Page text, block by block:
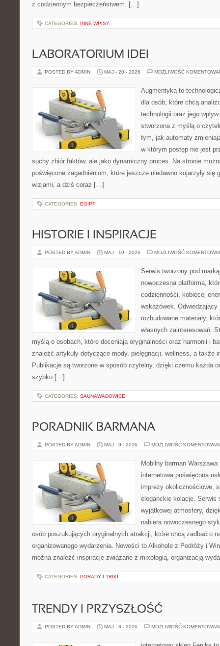
z codziennym bezpieczeństwem. […]
CATEGORIES: INNE WPISY
LABORATORIUM IDEI
POSTED BY ADMIN MAJ - 20 - 2026 MOŻLIWOŚĆ
Augmentyka to
dla osób, które chcą
technologii oraz jego
stworzona z myślą o
tym, jak automaty
w którym postęp nie jest
suchy zbiór faktów, ale jako dynamiczny proces. Na stronie
poświęcone zagadnieniom, które jeszcze niedawno kojarzyły się
wizjami, a dziś coraz […]
CATEGORIES: EGIPT
HISTORIE I INSPIRACJE
POSTED BY ADMIN MAJ - 10 - 2026 MOŻLIWOŚĆ
Serwis tworzony pod
nowoczesna platforma,
codzienności, kobiecej
wskazówek.
rozbudowane materiały,
własnych zainteresowań.
myślą o osobach, które doceniają oryginalności oraz harmonii i
znaleźć artykuły dotyczące mody, pielęgnacji, wellness, a także
Publikacje są tworzone w sposób czytelny, dzięki czemu każda
szybko […]
CATEGORIES: SAUNAWADOWICE
PORADNIK BARMANA
POSTED BY ADMIN MAJ - 9 - 2026 MOŻLIWOŚĆ
Mobilny barman
internetowa poświęcona
imprezy okolicznościowe,
eleganckie kolacje. Serwis
wyjątkowej atmosfery,
nabiera nowoczesnego
osób poszukujących oryginalnych atrakcji, które chcą zadbać o
organizowanego wydarzenia. Nowości to Alkohole z Podróży i
można znaleźć inspiracje związane z mixologią, organizacją
CATEGORIES: PORADY I TRIKI
TRENDY I PRZYSZŁOŚĆ
POSTED BY ADMIN MAJ - 8 - 2026 MOŻLIWOŚĆ